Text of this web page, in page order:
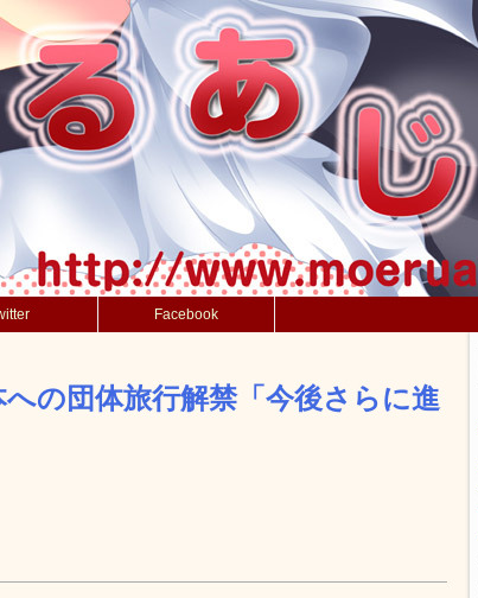
Facebook
への団体旅行解禁「今後さらに進